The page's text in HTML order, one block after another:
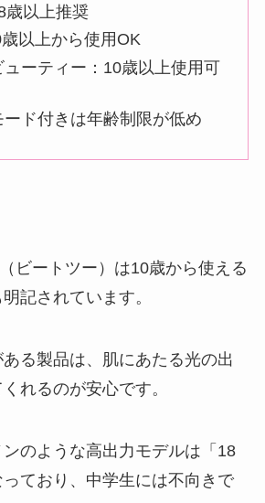
歳以上推奨
以上から使用OK
ューティー：10歳以上使用可
ード付きは年齢制限が低め
ビートツー）は10歳から使える
記されています。
る製品は、肌にあたる光の出
れるのが安心です。
のような高出力モデルは「18
ており、中学生には不向きで